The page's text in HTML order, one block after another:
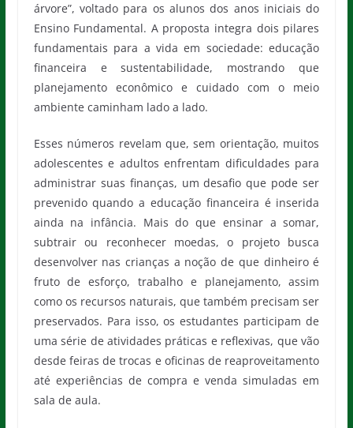
árvore”, voltado para os alunos dos anos iniciais do
Ensino Fundamental. A proposta integra dois pilares
fundamentais para a vida em sociedade: educação
financeira e sustentabilidade, mostrando que
planejamento econômico e cuidado com o meio
ambiente caminham lado a lado.
Esses números revelam que, sem orientação, muitos
adolescentes e adultos enfrentam dificuldades para
administrar suas finanças, um desafio que pode ser
prevenido quando a educação financeira é inserida
ainda na infância. Mais do que ensinar a somar,
subtrair ou reconhecer moedas, o projeto busca
desenvolver nas crianças a noção de que dinheiro é
fruto de esforço, trabalho e planejamento, assim
como os recursos naturais, que também precisam ser
preservados. Para isso, os estudantes participam de
uma série de atividades práticas e reflexivas, que vão
desde feiras de trocas e oficinas de reaproveitamento
até experiências de compra e venda simuladas em
sala de aula.